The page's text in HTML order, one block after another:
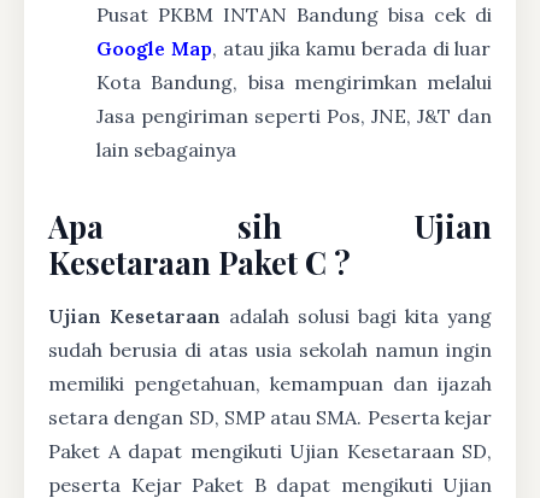
Pusat PKBM INTAN Bandung bisa cek di
Google Map, atau jika kamu berada di luar
Kota Bandung, bisa mengirimkan melalui
Jasa pengiriman seperti Pos, JNE, J&T dan
lain sebagainya
Apa sih Ujian
Kesetaraan Paket C ?
Ujian Kesetaraan adalah solusi bagi kita yang
sudah berusia di atas usia sekolah namun ingin
memiliki pengetahuan, kemampuan dan ijazah
setara dengan SD, SMP atau SMA. Peserta kejar
Paket A dapat mengikuti Ujian Kesetaraan SD,
peserta Kejar Paket B dapat mengikuti Ujian